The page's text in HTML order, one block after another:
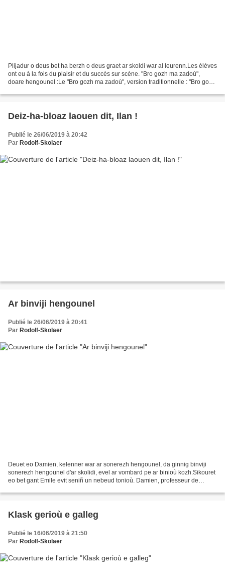
Plijadur o deus bet ha berzh o deus graet ar skoldi war al leurenn.Les élèves
ont eu à la fois du plaisir et du succès sur scène. "Bro gozh ma zadoù",
doare hengounel :Le "Bro gozh ma zadoù", version traditionnelle : "Bro gozh
Deiz-ha-bloaz laouen dit, Ilan !
Publié le 26/06/2019 à 20:42
Par Rodolf-Skolaer
Ar binviji hengounel
Publié le 26/06/2019 à 20:41
Par Rodolf-Skolaer
Deuet eo Damien, kelenner war ar sonerezh hengounel, da ginnig binviji
sonerezh hengounel d'ar skolidi, evel ar vombard pe ar binioù kozh.Sikouret
eo bet gant Emile evit seniñ un nebeud tonioù. Damien, professeur de
Klask gerioù e galleg
Publié le 16/06/2019 à 21:50
Par Rodolf-Skolaer